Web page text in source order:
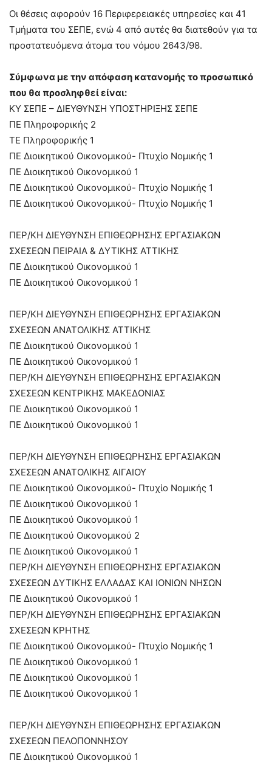
Οι θέσεις αφορούν 16 Περιφερειακές υπηρεσίες και 41
Τμήματα του ΣΕΠΕ, ενώ 4 από αυτές θα διατεθούν για τα
προστατευόμενα άτομα του νόμου 2643/98.
Σύμφωνα με την απόφαση κατανομής το προσωπικό
που θα προσληφθεί είναι:
ΚΥ ΣΕΠΕ – ΔΙΕΥΘΥΝΣΗ ΥΠΟΣΤΗΡΙΞΗΣ ΣΕΠΕ
ΠΕ Πληροφορικής 2
ΤΕ Πληροφορικής 1
ΠΕ Διοικητικού Οικονομικού- Πτυχίο Νομικής 1
ΠΕ Διοικητικού Οικονομικού 1
ΠΕ Διοικητικού Οικονομικού- Πτυχίο Νομικής 1
ΠΕ Διοικητικού Οικονομικού- Πτυχίο Νομικής 1
ΠΕΡ/ΚΗ ΔΙΕΥΘΥΝΣΗ ΕΠΙΘΕΩΡΗΣΗΣ ΕΡΓΑΣΙΑΚΩΝ
ΣΧΕΣΕΩΝ ΠΕΙΡΑΙΑ & ΔΥΤΙΚΗΣ ΑΤΤΙΚΗΣ
ΠΕ Διοικητικού Οικονομικού 1
ΠΕ Διοικητικού Οικονομικού 1
ΠΕΡ/ΚΗ ΔΙΕΥΘΥΝΣΗ ΕΠΙΘΕΩΡΗΣΗΣ ΕΡΓΑΣΙΑΚΩΝ
ΣΧΕΣΕΩΝ ΑΝΑΤΟΛΙΚΗΣ ΑΤΤΙΚΗΣ
ΠΕ Διοικητικού Οικονομικού 1
ΠΕ Διοικητικού Οικονομικού 1
ΠΕΡ/ΚΗ ΔΙΕΥΘΥΝΣΗ ΕΠΙΘΕΩΡΗΣΗΣ ΕΡΓΑΣΙΑΚΩΝ
ΣΧΕΣΕΩΝ ΚΕΝΤΡΙΚΗΣ ΜΑΚΕΔΟΝΙΑΣ
ΠΕ Διοικητικού Οικονομικού 1
ΠΕ Διοικητικού Οικονομικού 1
ΠΕΡ/ΚΗ ΔΙΕΥΘΥΝΣΗ ΕΠΙΘΕΩΡΗΣΗΣ ΕΡΓΑΣΙΑΚΩΝ
ΣΧΕΣΕΩΝ ΑΝΑΤΟΛΙΚΗΣ ΑΙΓΑΙΟΥ
ΠΕ Διοικητικού Οικονομικού- Πτυχίο Νομικής 1
ΠΕ Διοικητικού Οικονομικού 1
ΠΕ Διοικητικού Οικονομικού 1
ΠΕ Διοικητικού Οικονομικού 2
ΠΕ Διοικητικού Οικονομικού 1
ΠΕΡ/ΚΗ ΔΙΕΥΘΥΝΣΗ ΕΠΙΘΕΩΡΗΣΗΣ ΕΡΓΑΣΙΑΚΩΝ
ΣΧΕΣΕΩΝ ΔΥΤΙΚΗΣ ΕΛΛΑΔΑΣ ΚΑΙ ΙΟΝΙΩΝ ΝΗΣΩΝ
ΠΕ Διοικητικού Οικονομικού 1
ΠΕΡ/ΚΗ ΔΙΕΥΘΥΝΣΗ ΕΠΙΘΕΩΡΗΣΗΣ ΕΡΓΑΣΙΑΚΩΝ
ΣΧΕΣΕΩΝ ΚΡΗΤΗΣ
ΠΕ Διοικητικού Οικονομικού- Πτυχίο Νομικής 1
ΠΕ Διοικητικού Οικονομικού 1
ΠΕ Διοικητικού Οικονομικού 1
ΠΕ Διοικητικού Οικονομικού 1
ΠΕΡ/ΚΗ ΔΙΕΥΘΥΝΣΗ ΕΠΙΘΕΩΡΗΣΗΣ ΕΡΓΑΣΙΑΚΩΝ
ΣΧΕΣΕΩΝ ΠΕΛΟΠΟΝΝΗΣΟΥ
ΠΕ Διοικητικού Οικονομικού 1